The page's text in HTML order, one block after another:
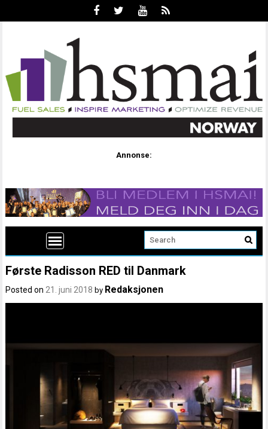
Annonse:
Første Radisson RED til Danmark
Posted on21. juni 2018 by Redaksjonen